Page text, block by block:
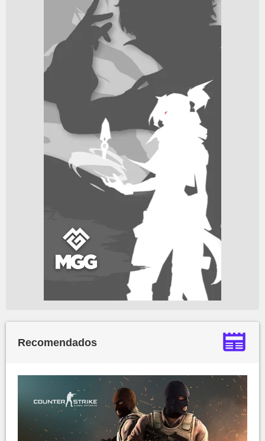
Recomendados